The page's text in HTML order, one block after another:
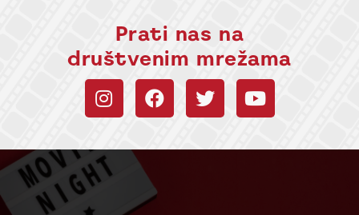
Prati nas na
društvenim mrežama